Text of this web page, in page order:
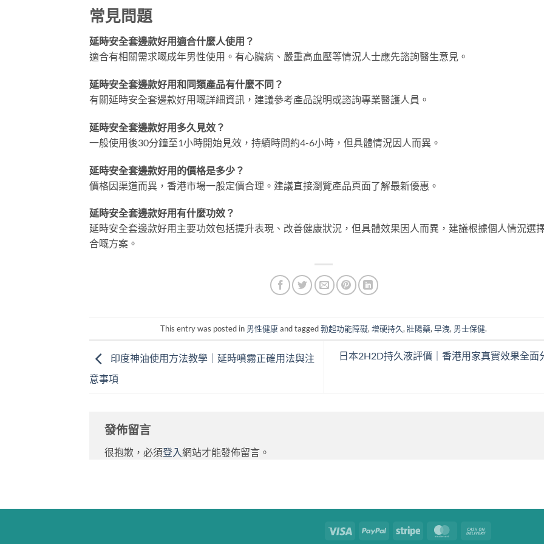
常見問題
延時安全套邊款好用適合什麼人使用？
適合有相關需求嘅成年男性使用。有心臟病、嚴重高血壓等情況人士應先諮詢醫生意見。
延時安全套邊款好用和同類產品有什麼不同？
有關延時安全套邊款好用嘅詳細資訊，建議參考產品說明或諮詢專業醫護人員。
延時安全套邊款好用多久見效？
一般使用後30分鐘至1小時開始見效，持續時間約4-6小時，但具體情況因人而異。
延時安全套邊款好用的價格是多少？
價格因渠道而異，香港市場一般定價合理。建議直接瀏覽產品頁面了解最新優惠。
延時安全套邊款好用有什麼功效？
延時安全套邊款好用主要功效包括提升表現、改善健康狀況，但具體效果因人而異，建議根據個人情況選
合嘅方案。
This entry was posted in 男性健康and tagged勃起功能障礙,增硬持久,壯陽藥,早洩, 男士保健.
印度神油使用方法教學｜延時噴霧正確用法與注
意事項
日本2H2D持久液評價｜香港用家真實效果全面
發佈留言
很抱歉，必須登入網站才能發佈留言。
Visa PayPal Stripe MasterCard